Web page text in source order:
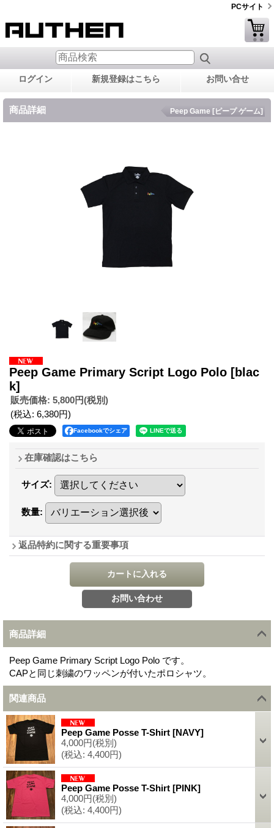
PCサイト
ログイン 新規登録はこちら お問い合せ
商品詳細 Peep Game [ピープ ゲーム]
Peep Game Primary Script Logo Polo [blac
k]
販売価格: 5,800円(税別)
(税込: 6,380円)
Facebookでシェア
在庫確認はこちら
サイズ:
数量:
返品特約に関する重要事項
商品詳細
Peep Game Primary Script Logo Polo です。
CAPと同じ刺繍のワッペンが付いたポロシャツ。
関連商品
Peep Game Posse T-Shirt [NAVY]
4,000円(税別)
(税込: 4,400円)
Peep Game Posse T-Shirt [PINK]
4,000円(税別)
(税込: 4,400円)